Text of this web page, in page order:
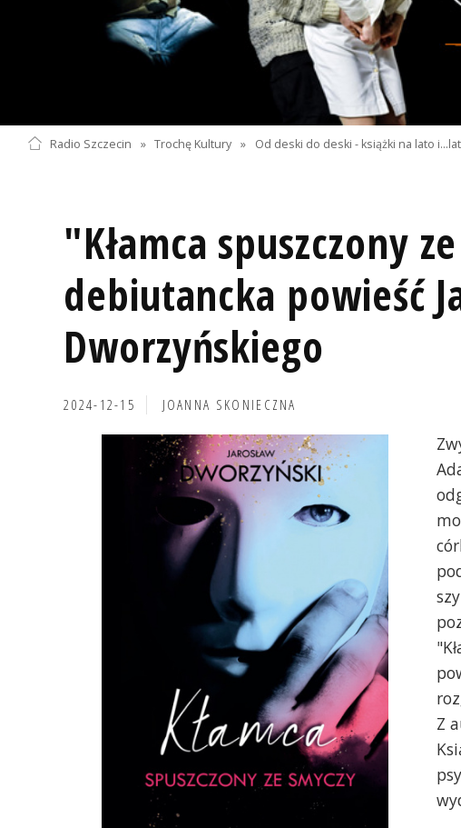
Radio Szczecin » Trochę Kultury » Od deski do deski - książki na lato
"Kłamca spuszczony
debiutancka powieść
Dworzyńskiego
2024-12-15 JOANNA SKONIECZNA
Z